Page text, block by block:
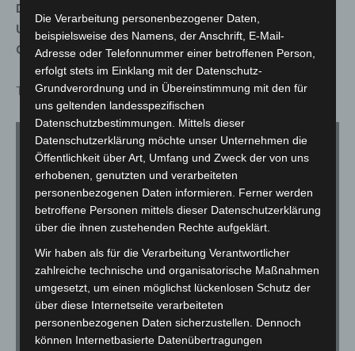
Datum: 18.04.2026
Uhrzeit: 20 Uhr
Ort: Theatersaal Langenhagen
Tickets bei den üblichen Vorverkaufsstellen erhältlich.
Für die Nutzung von YouTube (YouTube, LLC, 901 Cherry Ave.,
San Bruno, CA 94066, USA) benötigen wir laut DSGVO Ihre
Zustimmung.
Es werden seitens YouTube personenbezogene Daten erhoben,
verarbeitet und gespeichert. Welche Daten genau entnehmen Sie
bitte den Datenschutzbedingungen.
Youtubeist deaktiviert.
Die Verarbeitung personenbezogener Daten,
beispielsweise des Namens, der Anschrift, E-Mail-
Adresse oder Telefonnummer einer betroffenen Person,
erfolgt stets im Einklang mit der Datenschutz-
Grundverordnung und in Übereinstimmung mit den für
uns geltenden landesspezifischen
Datenschutzbestimmungen. Mittels dieser
Datenschutzerklärung möchte unser Unternehmen die
Öffentlichkeit über Art, Umfang und Zweck der von uns
erhobenen, genutzten und verarbeiteten
personenbezogenen Daten informieren. Ferner werden
betroffene Personen mittels dieser Datenschutzerklärung
über die ihnen zustehenden Rechte aufgeklärt.
Wir haben als für die Verarbeitung Verantwortlicher
zahlreiche technische und organisatorische Maßnahmen
umgesetzt, um einen möglichst lückenlosen Schutz der
über diese Internetseite verarbeiteten
personenbezogenen Daten sicherzustellen. Dennoch
können Internetbasierte Datenübertragungen